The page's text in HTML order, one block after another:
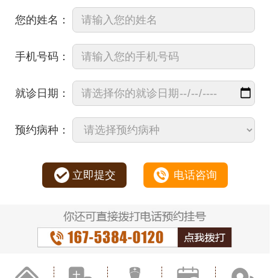
您的姓名：
手机号码：
就诊日期：
预约病种：
立即提交 电话咨询